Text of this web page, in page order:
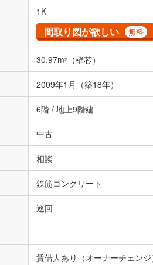
1K
間取り図が欲しい 無料
30.97m2 （壁芯）
2009年1月（築18年）
6階 / 地上9階建
中古
相談
鉄筋コンクリート
巡回
-
賃借人あり（オーナーチェンジ